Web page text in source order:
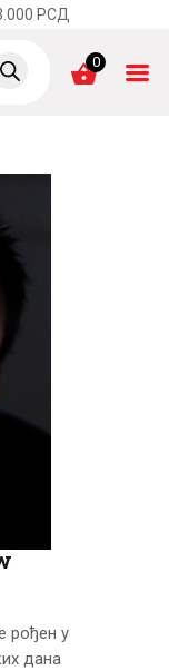
РСД
0
рођен у
дана